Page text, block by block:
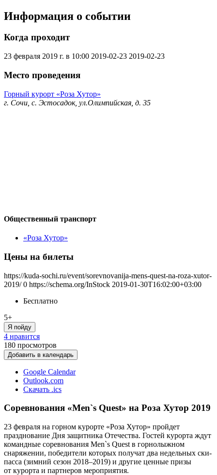
Информация о событии
Когда проходит
23 февраля 2019 г. в 10:00 2019-02-23 2019-02-23
Место проведения
Горный курорт «Роза Хутор»
г. Сочи, с. Эстосадок, ул.Олимпийская, д. 35
Общественный транспорт
«Роза Хутор»
Цены на билеты
https://kuda-sochi.ru/event/sorevnovanija-mens-quest-na-roza-xutor-
2019/ 0 https://schema.org/InStock 2019-01-30T16:02:00+03:00
Бесплатно
5+
Я пойду
4 нравится
180 просмотров
Добавить в календарь
Google Calendar
Outlook.com
Скачать .ics
Соревнования «Men`s Quest» на Роза Хутор 2019
23 февраля на горном курорте «Роза Хутор» пройдет
празднование Дня защитника Отечества. Гостей курорта ждут
командные соревнования Men`s Quest в горнолыжном
снаряжении, победители которых получат два недельных ски-
пасса (зимний сезон 2018–2019) и другие ценные призы
от курорта и партнеров мероприятия.